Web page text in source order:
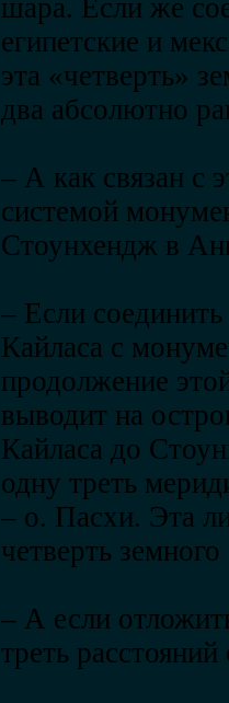
шара. Если же
египетские и
эта «четверть»
два абсолютно
– А как связан с
системой
Стоунхендж в
– Если
Кайласа с
продолжение
выводит на
Кайласа до
одну треть
– о. Пасхи. Эта
четверть
– А если
треть